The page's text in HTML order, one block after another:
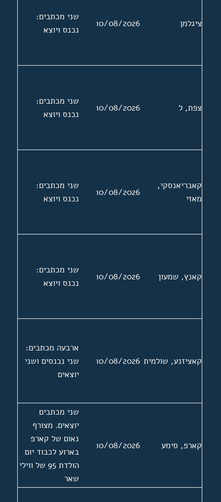
ציגלמן 10/08/2026
שני מכתבים:
נכנס ויוצא
צפת, ל 10/08/2026
שני מכתבים:
נכנס ויוצא
קאבריאנסקי,
מאזי
10/08/2026
שני מכתבים:
נכנס ויוצא
קאנץ, שמעון 10/08/2026
שני מכתבים:
נכנס ויוצא
קאציזנע, שולמית 10/08/2026
ארבעה מכתבים:
שני נכנסים ושני
יוצאים
קארפ, סימע 10/08/2026
שני מכתבים
יוצאים. מצורף
נאום של קארפ
בארוע לכבוד יום
הולדת 95 של ווילי
שאר